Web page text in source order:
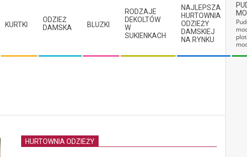
KURTKI
ODZIEŻ
DAMSKA
BLUZKI
RODZAJE
DEKOLTÓW
W
SUKIENKACH
NAJLEPSZA
HURTOWNIA
ODZIEŻY
DAMSKIEJ
NA RYNKU
HURTOWNIA ODZIEŻY